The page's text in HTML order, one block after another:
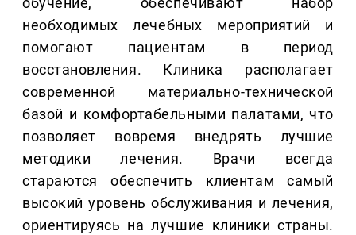
необходимых лечебных мероприятий и
помогают пациентам в период
восстановления. Клиника располагает
современной материально-технической
базой и комфортабельными палатами, что
позволяет вовремя внедрять лучшие
методики лечения. Врачи всегда
стараются обеспечить клиентам самый
высокий уровень обслуживания и лечения,
ориентируясь на лучшие клиники страны.